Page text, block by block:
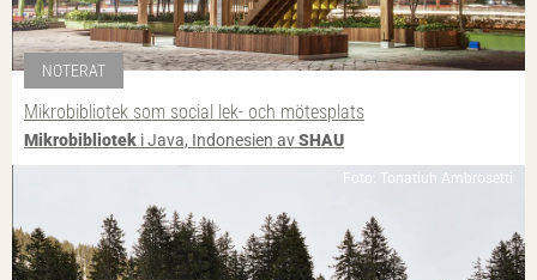
NOTERAT
Mikrobibliotek som social lek- och mötesplats
Mikrobibliotek i Java, Indonesien avSHAU
Foto: Tonatiuh Ambrosetti